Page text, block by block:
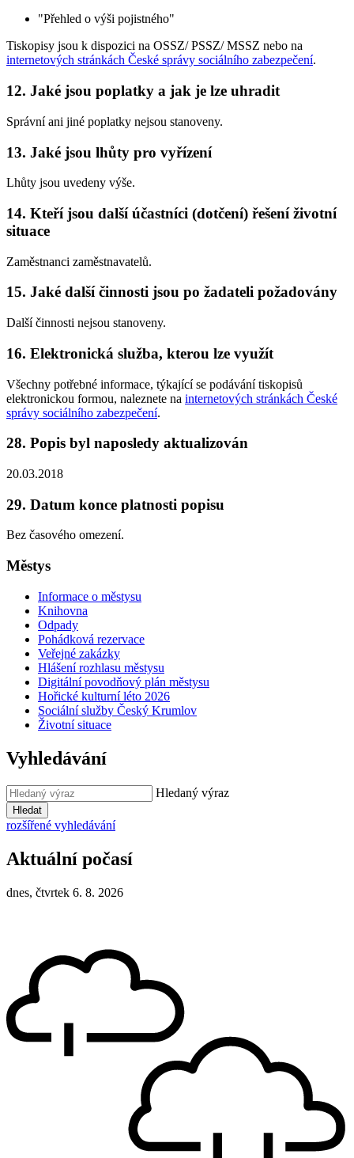
"Přehled o výši pojistného"
Tiskopisy jsou k dispozici na OSSZ/ PSSZ/ MSSZ nebo na
internetových stránkách České správy sociálního zabezpečení.
12. Jaké jsou poplatky a jak je lze uhradit
Správní ani jiné poplatky nejsou stanoveny.
13. Jaké jsou lhůty pro vyřízení
Lhůty jsou uvedeny výše.
14. Kteří jsou další účastníci (dotčení) řešení životní
situace
Zaměstnanci zaměstnavatelů.
15. Jaké další činnosti jsou po žadateli požadovány
Další činnosti nejsou stanoveny.
16. Elektronická služba, kterou lze využít
Všechny potřebné informace, týkající se podávání tiskopisů
elektronickou formou, naleznete na internetových stránkách České
správy sociálního zabezpečení.
28. Popis byl naposledy aktualizován
20.03.2018
29. Datum konce platnosti popisu
Bez časového omezení.
Městys
Informace o městysu
Knihovna
Odpady
Pohádková rezervace
Veřejné zakázky
Hlášení rozhlasu městysu
Digitální povodňový plán městysu
Hořické kulturní léto 2026
Sociální služby Český Krumlov
Životní situace
Vyhledávání
Hledaný výraz
Hledat
rozšířené vyhledávání
Aktuální počasí
dnes, čtvrtek 6. 8. 2026